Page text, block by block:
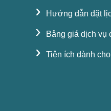
› Hướng dẫn đặt
› Bảng giá dịch vụ
› Tiện ích dành